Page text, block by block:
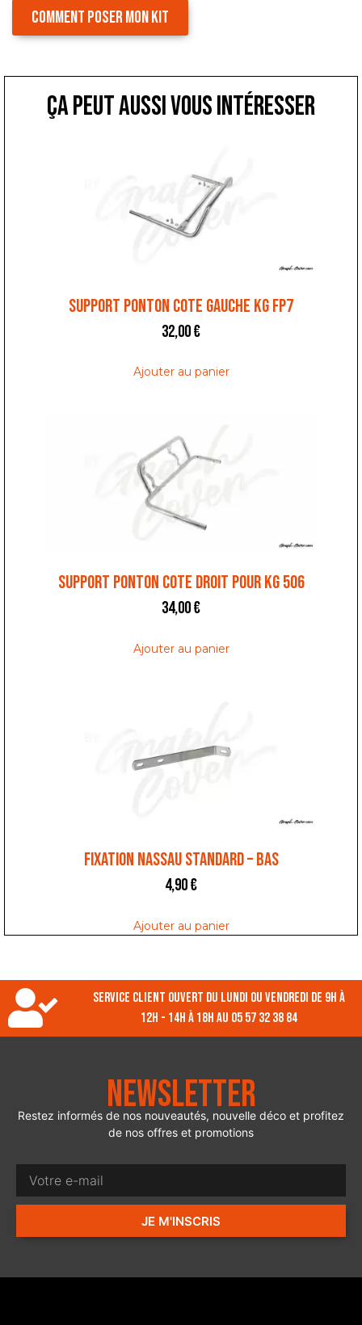
COMMENT POSER MON KIT
ça peut aussi vous intéresser
SUPPORT PONTON COTE GAUCHE KG FP7
32,00€
Ajouter au panier
SUPPORT PONTON COTE DROIT POUR KG 506
34,00€
Ajouter au panier
FIXATION NASSAU STANDARD – BAS
4,90€
Ajouter au panier
Service client ouvert du lundi ou vendredi de 9h à
12h - 14h à 18h au 05 57 32 38 84
Newsletter
Restez informés de nos nouveautés, nouvelle déco et profitez
de nos offres et promotions
JE M'INSCRIS